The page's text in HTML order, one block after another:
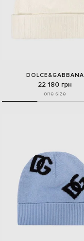
DOLCE&GABBANA
22 180 грн
one size